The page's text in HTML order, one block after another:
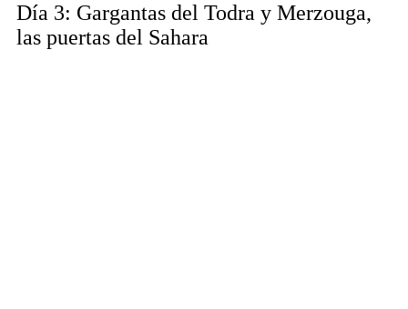
Día 3: Gargantas del Todra y Merzouga,
las puertas del Sahara